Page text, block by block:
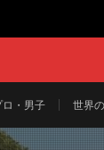
ロ・男子 世界